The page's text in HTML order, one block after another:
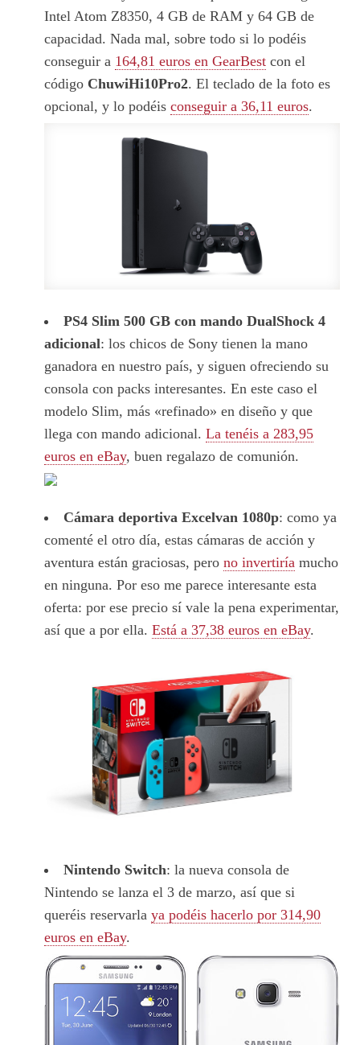
Intel Atom Z8350, 4 GB de RAM y 64 GB de
capacidad. Nada mal, sobre todo si lo podéis
conseguir a 164,81 euros en GearBest con el
código ChuwiHi10Pro2. El teclado de la foto es
opcional, y lo podéis conseguir a 36,11 euros.
PS4 Slim 500 GB con mando DualShock 4
adicional: los chicos de Sony tienen la mano
ganadora en nuestro país, y siguen ofreciendo su
consola con packs interesantes. En este caso el
modelo Slim, más «refinado» en diseño y que
llega con mando adicional. La tenéis a 283,95
euros en eBay, buen regalazo de comunión.
Cámara deportiva Excelvan 1080p: como ya
comenté el otro día, estas cámaras de acción y
aventura están graciosas, pero no invertiría mucho
en ninguna. Por eso me parece interesante esta
oferta: por ese precio sí vale la pena experimentar,
así que a por ella. Está a 37,38 euros en eBay.
Nintendo Switch: la nueva consola de
Nintendo se lanza el 3 de marzo, así que si
queréis reservarla ya podéis hacerlo por 314,90
euros en eBay.